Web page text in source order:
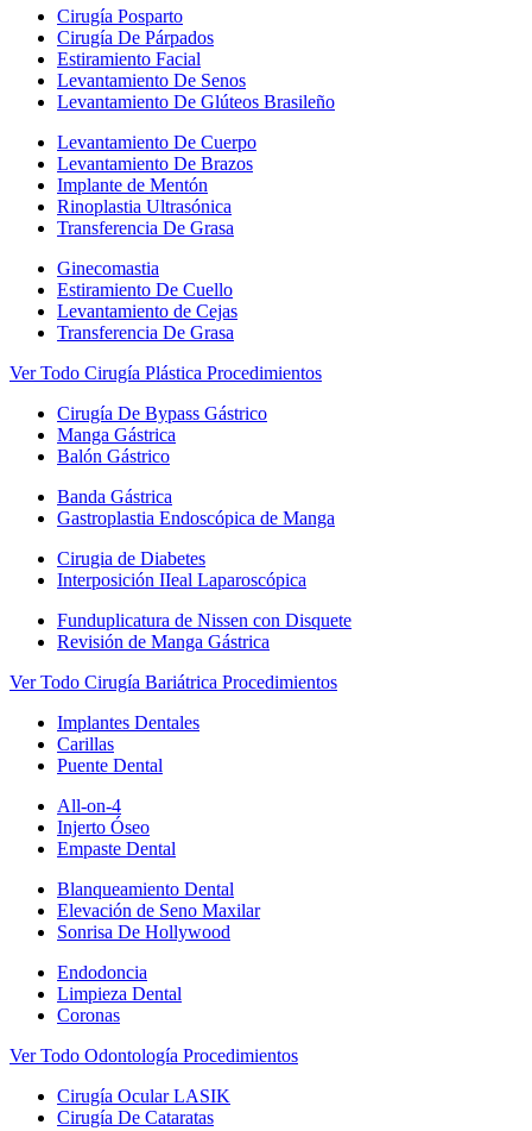
Cirugía Posparto
Cirugía De Párpados
Estiramiento Facial
Levantamiento De Senos
Levantamiento De Glúteos Brasileño
Levantamiento De Cuerpo
Levantamiento De Brazos
Implante de Mentón
Rinoplastia Ultrasónica
Transferencia De Grasa
Ginecomastia
Estiramiento De Cuello
Levantamiento de Cejas
Transferencia De Grasa
Ver Todo Cirugía Plástica Procedimientos
Cirugía De Bypass Gástrico
Manga Gástrica
Balón Gástrico
Banda Gástrica
Gastroplastia Endoscópica de Manga
Cirugia de Diabetes
Interposición IIeal Laparoscópica
Funduplicatura de Nissen con Disquete
Revisión de Manga Gástrica
Ver Todo Cirugía Bariátrica Procedimientos
Implantes Dentales
Carillas
Puente Dental
All-on-4
Injerto Óseo
Empaste Dental
Blanqueamiento Dental
Elevación de Seno Maxilar
Sonrisa De Hollywood
Endodoncia
Limpieza Dental
Coronas
Ver Todo Odontología Procedimientos
Cirugía Ocular LASIK
Cirugía De Cataratas